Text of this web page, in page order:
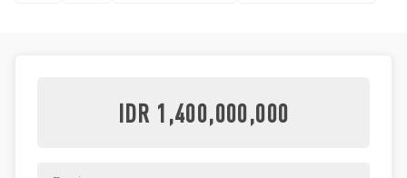
IDR 1,400,000,000